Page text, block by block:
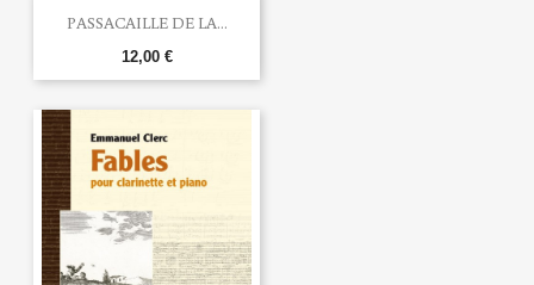
PASSACAILLE DE LA...
12,00 €